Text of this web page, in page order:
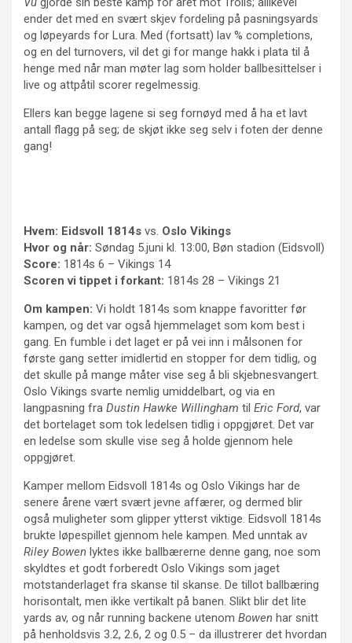
ender det med en svært skjev fordeling på pasningsyards
og løpeyards for Lura. Med (fortsatt) lav % completions,
og en del turnovers, vil det gi for mange hakk i plata til å
henge med når man møter lag som holder ballbesittelser i
live og attpåtil scorer regelmessig.
Ellers kan begge lagene si seg fornøyd med å ha et lavt
antall flagg på seg; de skjøt ikke seg selv i foten der denne
gang!
Hvem: Eidsvoll 1814s vs. Oslo Vikings
Hvor og når: Søndag 5.juni kl. 13:00, Bøn stadion (Eidsvoll)
Score: 1814s 6 – Vikings 14
Scoren vi tippet i forkant: 1814s 28 – Vikings 21
Om kampen: Vi holdt 1814s som knappe favoritter før
kampen, og det var også hjemmelaget som kom best i
gang. En fumble i det laget er på vei inn i målsonen for
første gang setter imidlertid en stopper for dem tidlig, og
det skulle på mange måter vise seg å bli skjebnesvangert.
Oslo Vikings svarte nemlig umiddelbart, og via en
langpasning fra Dustin Hawke Willingham til Eric Ford, var
det bortelaget som tok ledelsen tidlig i oppgjøret. Det var
en ledelse som skulle vise seg å holde gjennom hele
oppgjøret.
Kamper mellom Eidsvoll 1814s og Oslo Vikings har de
senere årene vært svært jevne affærer, og dermed blir
også muligheter som glipper ytterst viktige. Eidsvoll 1814s
brukte løpespillet gjennom hele kampen. Med unntak av
Riley Bowen lyktes ikke ballbærerne denne gang, noe som
skyldtes et godt forberedt Oslo Vikings som jaget
motstanderlaget fra skanse til skanse. De tillot ballbæring
horisontalt, men ikke vertikalt på banen. Slikt blir det lite
yards av, og når running backene utenom Bowen har snitt
på henholdsvis 3.2, 2.6, 2 og 0.5 – da illustrerer det hvordan